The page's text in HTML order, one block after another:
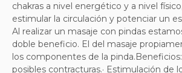
chakras a nivel energético y a nivel
estimular la circulación y potenciar un
Al realizar un masaje con pindas
doble beneficio. El del masaje
los componentes de la
posibles contracturas.· Estimulación de